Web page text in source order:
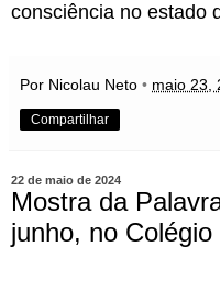
consciência no estado
Por Nicolau Neto • maio 23,
Compartilhar
22 de maio de 2024
Mostra da
junho, no